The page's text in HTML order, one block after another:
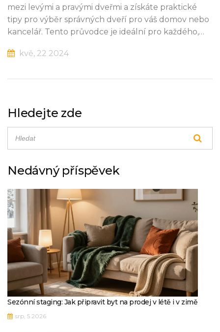
mezi levými a pravými dveřmi a získáte praktické
tipy pro výběr správných dveří pro váš domov nebo
kancelář. Tento průvodce je ideální pro každého,
kvě, 22 2024
Hledejte zde
Nedávný příspěvek
Sezónní staging: Jak připravit byt na prodej v létě i v zimě
srp, 5 2026